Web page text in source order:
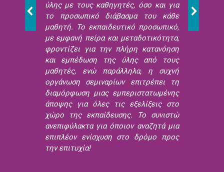
ύλης με τους καθηγητές, όσο και για
το προσωπικό διάβασμα του κάθε
μαθητή. Το εκπαιδευτικό προσωπικό,
με εμφανή πείρα και μεταδοτικότητα,
φροντίζει για την πλήρη κατανόηση
και εμπέδωση της ύλης από τους
μαθητές, ενώ παράλληλα, η συχνή
οργάνωση σεμιναρίων επιτρέπει τη
διαμόρφωση μιας εμπεριστατωμένης
άποψης για όλες τις εξελίξεις στο
χώρο της εκπαίδευσης. Το συνιστώ
ανεπιφύλακτα για όποιον αναζητά μια
επιπλέον ενίσχυση στο δρόμο προς
την επιτυχία!